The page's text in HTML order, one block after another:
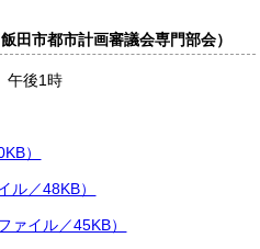
市都市計画審議会専門部会）
午後1時
）
／48KB）
イル／45KB）